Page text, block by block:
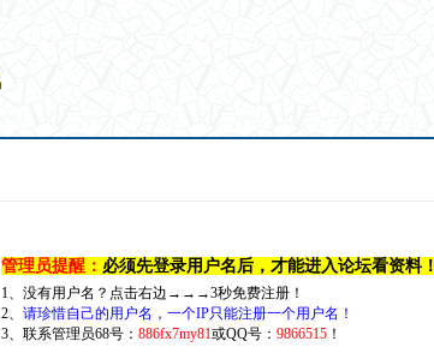
管理员提醒： 必须先登录用户名后，才能进入论坛看资料！
1、没有用户名？点击右边→→→3秒免费注册！
2、 请珍惜自己的用户名，一个IP只能注册一个用户名！
3、联系管理员68号： 886fx7my81或QQ号： 9866515！